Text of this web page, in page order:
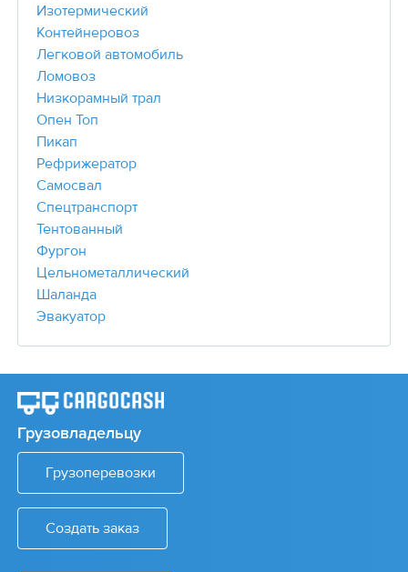
Изотермический
Контейнеровоз
Легковой автомобиль
Ломовоз
Низкорамный трал
Опен Топ
Пикап
Рефрижератор
Самосвал
Спецтранспорт
Тентованный
Фургон
Цельнометаллический
Шаланда
Эвакуатор
Грузовладельцу
Грузоперевозки
Создать заказ